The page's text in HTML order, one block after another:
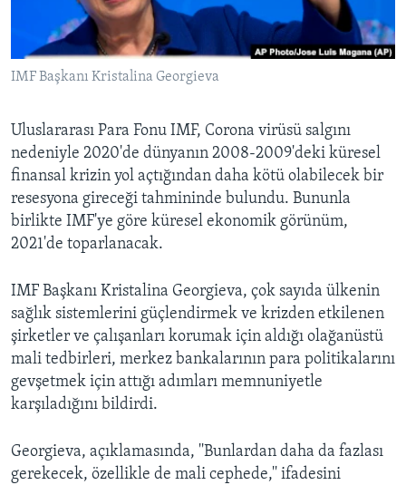
HAYATTAN
SANAT
BIZI TAKIP EDIN
IMF Başkanı Kristalina Georgieva
Uluslararası Para Fonu IMF, Corona virüsü salgını
nedeniyle 2020'de dünyanın 2008-2009'deki küresel
finansal krizin yol açtığından daha kötü olabilecek bir
resesyona gireceği tahmininde bulundu. Bununla
birlikte IMF'ye göre küresel ekonomik görünüm,
2021'de toparlanacak.
IMF Başkanı Kristalina Georgieva, çok sayıda ülkenin
sağlık sistemlerini güçlendirmek ve krizden etkilenen
şirketler ve çalışanları korumak için aldığı olağanüstü
mali tedbirleri, merkez bankalarının para politikalarını
gevşetmek için attığı adımları memnuniyetle
karşıladığını bildirdi.
Georgieva, açıklamasında, ''Bunlardan daha da fazlası
gerekecek, özellikle de mali cephede,'' ifadesini